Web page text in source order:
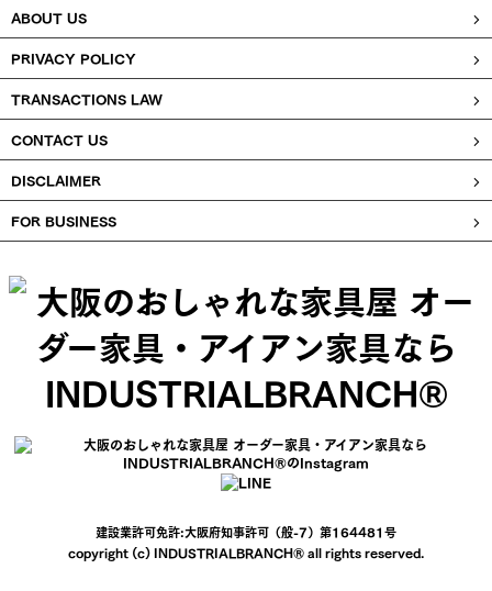
ABOUT US
PRIVACY POLICY
TRANSACTIONS LAW
CONTACT US
DISCLAIMER
FOR BUSINESS
建設業許可免許:大阪府知事許可（般-7）第164481号
copyright (c) INDUSTRIALBRANCH® all rights reserved.